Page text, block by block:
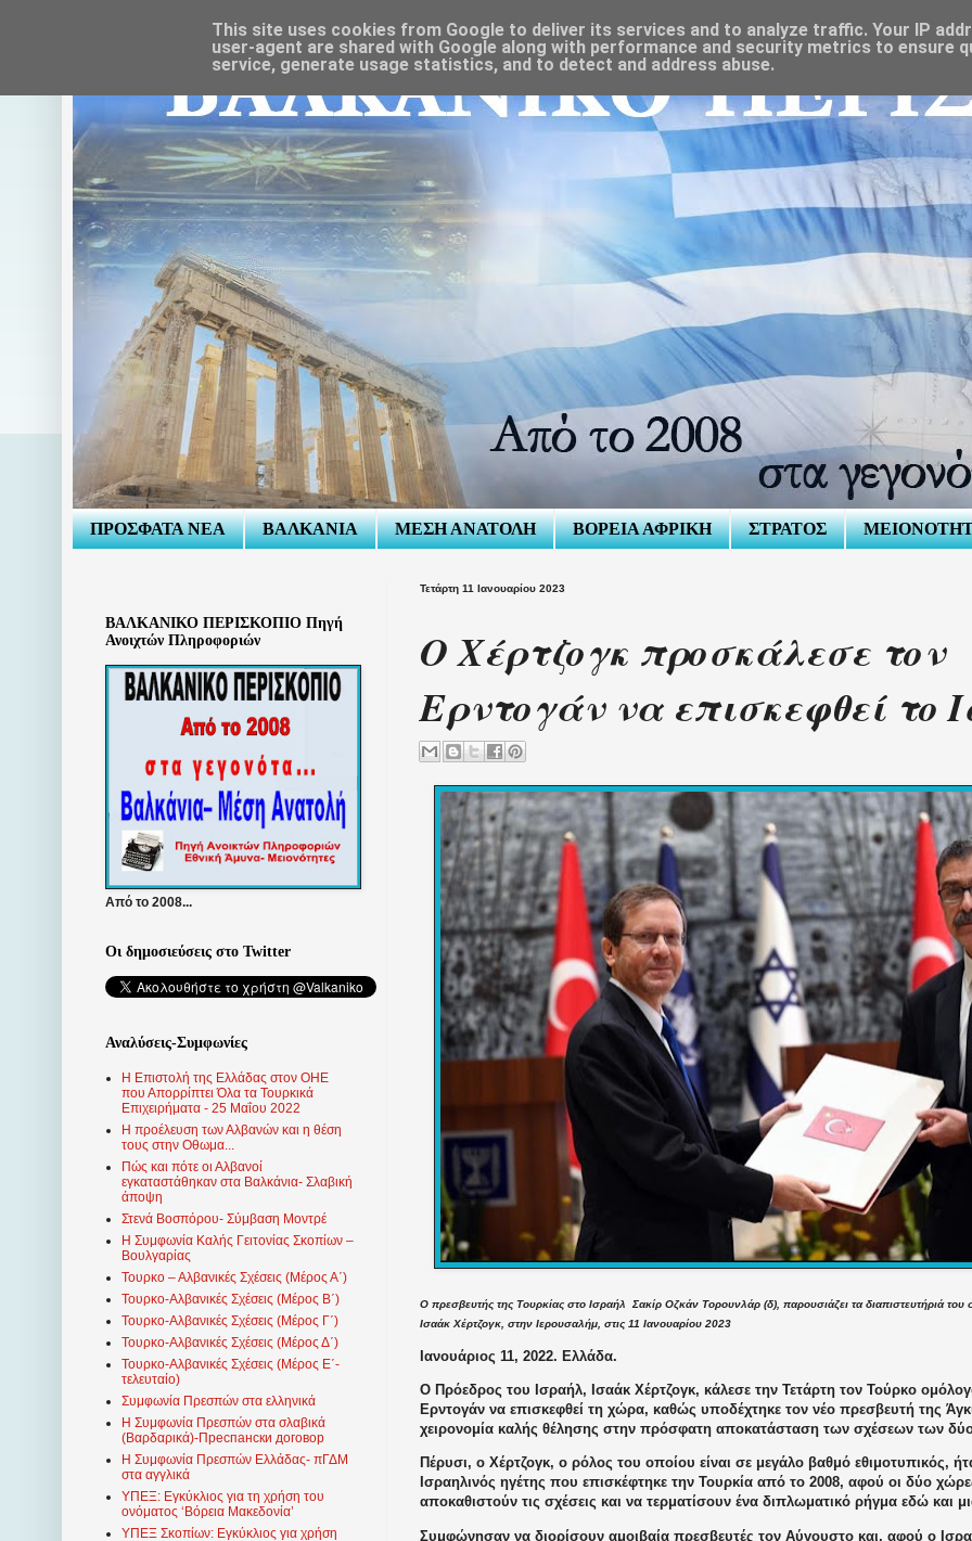
ΠΡΟΣΦΑΤΑ ΝΕΑ ΒΑΛΚΑΝΙΑ ΜΕΣΗ ΑΝΑΤΟΛΗ ΒΟΡΕΙΑ ΑΦΡΙΚΗ ΣΤΡΑΤΟΣ
Τετάρτη 11 Ιανουαρίου 2023
Ο Χέρτζογκ προσκάλεσε τον
Ερντογάν να επισκεφθεί το
Ο πρεσβευτής της Τουρκίας στο Ισραήλ Σακίρ Οζκάν Τορουνλάρ (δ), παρουσιάζει τα διαπιστευτήριά του
Ισαάκ Χέρτζογκ, στην Ιερουσαλήμ, στις 11 Ιανουαρίου 2023
Ιανουάριος 11, 2022. Ελλάδα.
Ο Πρόεδρος του Ισραήλ, Ισαάκ Χέρτζογκ, κάλεσε την Τετάρτη τον Τούρκο
Ερντογάν να επισκεφθεί τη χώρα, καθώς υποδέχτηκε τον νέο πρεσβευτή της
χειρονομία καλής θέλησης στην πρόσφατη αποκατάσταση των σχέσεων των
Πέρυσι, ο Χέρτζογκ, ο ρόλος του οποίου είναι σε μεγάλο βαθμό εθιμοτυπικός,
Ισραηλινός ηγέτης που επισκέφτηκε την Τουρκία από το 2008, αφού οι δύο
αποκαθιστούν τις σχέσεις και να τερματίσουν ένα διπλωματικό ρήγμα εδώ και
Συμφώνησαν να διορίσουν αμοιβαία πρεσβευτές τον Αύγουστο και, αφού ο
ΒΑΛΚΑΝΙΚΟ ΠΕΡΙΣΚΟΠΙΟ Πηγή
Ανοιχτών Πληροφοριών
Από το 2008...
Οι δημοσιεύσεις στο Twitter
Αναλύσεις-Συμφωνίες
Η Επιστολή της Ελλάδας στον ΟΗΕ
που Απορρίπτει Όλα τα Τουρκικά
Επιχειρήματα - 25 Μαΐου 2022
Η προέλευση των Αλβανών και η θέση
τους στην Οθωμα...
Πώς και πότε οι Αλβανοί
εγκαταστάθηκαν στα Βαλκάνια- Σλαβική
άποψη
Στενά Βοσπόρου- Σύμβαση Μοντρέ
Η Συμφωνία Καλής Γειτονίας Σκοπίων –
Βουλγαρίας
Τουρκο – Αλβανικές Σχέσεις (Mέρος Α΄)
Τουρκο-Αλβανικές Σχέσεις (Μέρος Β΄)
Τουρκο-Αλβανικές Σχέσεις (Μέρος Γ΄)
Τουρκο-Αλβανικές Σχέσεις (Μέρος Δ΄)
Τουρκο-Αλβανικές Σχέσεις (Μέρος Ε΄-
τελευταίο)
Συμφωνία Πρεσπών στα ελληνικά
Η Συμφωνία Πρεσπών στα σλαβικά
(Βαρδαρικά)-Преспански договор
Η Συμφωνία Πρεσπών Ελλάδας- πΓΔΜ
στα αγγλικά
ΥΠΕΞ: Εγκύκλιος για τη χρήση του
ονόματος ‘Βόρεια Μακεδονία’
ΥΠΕΞ Σκοπίων: Εγκύκλιος για χρήση
This site uses cookies from Google to deliver its services and to analyze traffic. Your IP
user-agent are shared with Google along with performance and security metrics to ensure
service, generate usage statistics, and to detect and address abuse.